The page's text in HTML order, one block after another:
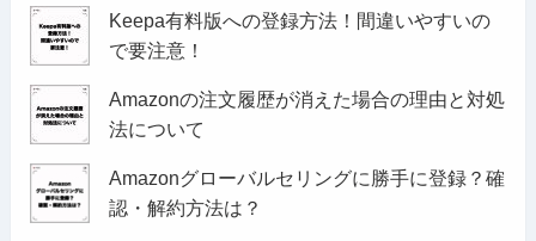
Keepa有料版への登録方法！間違いやすいの
で要注意！
Amazonの注文履歴が消えた場合の理由と対処
法について
Amazonグローバルセリングに勝手に登録？確
認・解約方法は？